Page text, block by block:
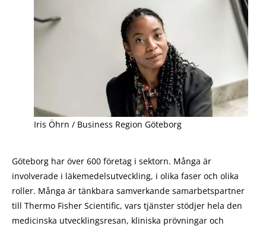
Iris Öhrn / Business Region Göteborg
Göteborg har över 600 företag i sektorn. Många är
involverade i läkemedelsutveckling, i olika faser och olika
roller. Många är tänkbara samverkande samarbetspartner
till Thermo Fisher Scientific, vars tjänster stödjer hela den
medicinska utvecklingsresan, kliniska prövningar och